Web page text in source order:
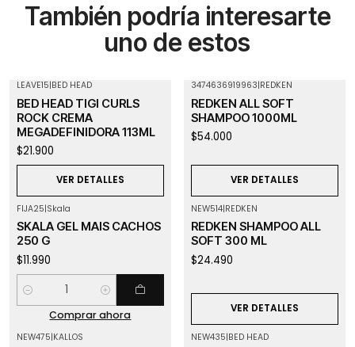
También podría interesarte
uno de estos
LEAVE15|BED HEAD
BED HEAD TIGI CURLS
ROCK CREMA
MEGADEFINIDORA 113ML
$21.900
VER DETALLES
3474636919963|REDKEN
REDKEN ALL SOFT
SHAMPOO 1000ML
$54.000
VER DETALLES
FIJA25|Skala
SKALA GEL MAIS CACHOS
250 G
$11.990
Cantidad
Comprar ahora
NEW514|REDKEN
REDKEN SHAMPOO ALL
SOFT 300 ML
$24.490
VER DETALLES
NEW475|KALLOS NEW435|BED HEAD